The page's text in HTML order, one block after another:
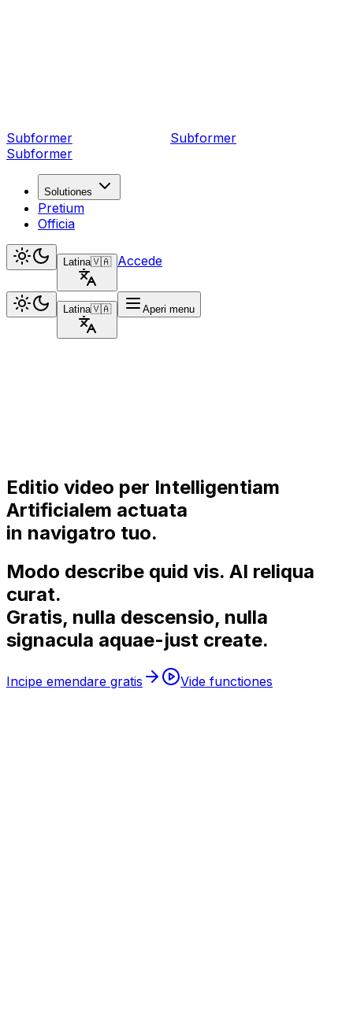
Subformer Subformer
Subformer
Solutiones
Pretium
Officia
Latina🇻🇦 Accede
Latina🇻🇦 Aperi menu
Editio video per Intelligentiam
Artificialem actuata
in navigatro tuo.
Modo describe quid vis. AI reliqua
curat.
Gratis, nulla descensio, nulla
signacula aquae-just create.
Incipe emendare gratis Vide functiones